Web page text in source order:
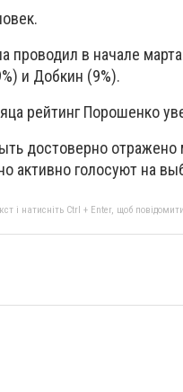
проводил в начале
и Добкин (9%).
рейтинг Порошенко
достоверно
активно голосуют на
і натисніть Ctrl + Enter, щоб